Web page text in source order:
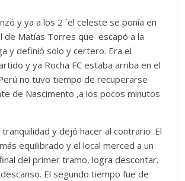
y ya a los 2 ´el celeste se ponía en
de Matías Torres que escapó a la
y definió solo y certero. Era el
y ya Rocha FC estaba arriba en el
no tuvo tiempo de recuperarse
de Nascimento ,a los pocos minutos
y dejó hacer al contrario .El
equilibrado y el local merced a un
del primer tramo, logra descontar.
El segundo tiempo fue de